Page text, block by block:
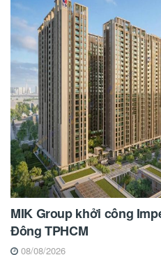
MIK Group khởi công
Đông TPHCM
08/08/2026